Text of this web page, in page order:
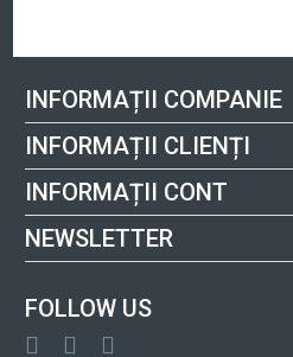
INFORMAȚII COMPANIE
INFORMAȚII CLIENȚI
INFORMAȚII CONT
NEWSLETTER
FOLLOW US